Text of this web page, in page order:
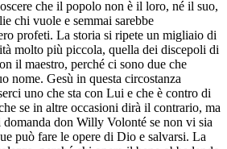
che il popolo non è il loro, né il suo,
chi vuole e semmai sarebbe
profeti. La storia si ripete un migliaio di
molto più piccola, quella dei discepoli di
il maestro, perché ci sono due che
nome. Gesù in questa circostanza
uno che sta con Lui e che è contro di
se in altre occasioni dirà il contrario, ma
don Willy Volonté se non vi sia
può fare le opere di Dio e salvarsi. La